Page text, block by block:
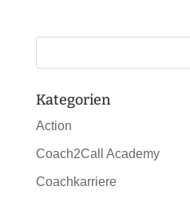
Kategorien
Action
Coach2Call Academy
Coachkarriere